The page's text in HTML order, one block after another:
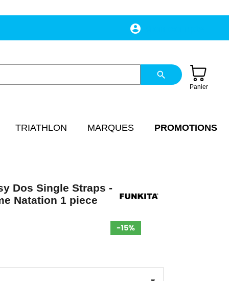
account_circle
search
Panier
TRIATHLON MARQUES PROMOTIONS
Dos Single Straps -
Natation 1 piece